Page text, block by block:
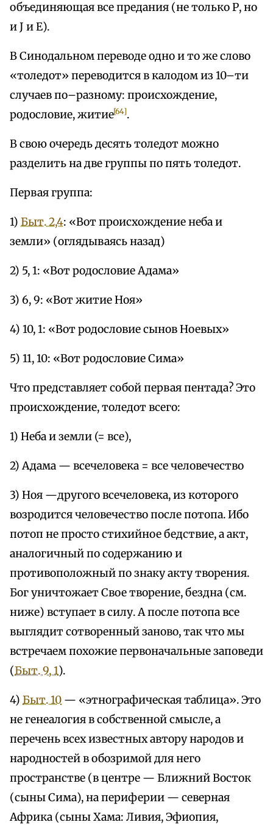
объединяющая все предания (не только Р, но
и J и Е).
В Синодальном переводе одно и то же слово
«толедот» переводится в калодом из 10–ти
случаев по–разному: происхождение,
родословие, житие[64].
В свою очередь десять толедот можно
разделить на две группы по пять толедот.
Первая группа:
1) Быт. 2,4: «Вот происхождение неба и
земли» (оглядываясь назад)
2) 5, 1: «Вот родословие Адама»
3) 6, 9: «Вот житие Ноя»
4) 10, 1: «Вот родословие сынов Ноевых»
5) 11, 10: «Вот родословие Сима»
Что представляет собой первая пентада? Это
происхождение, толедот всего:
1) Неба и земли (= все),
2) Адама — всечеловека = все человечество
3) Ноя —другого всечеловека, из которого
возродится человечество после потопа. Ибо
потоп не просто стихийное бедствие, а акт,
аналогичный по содержанию и
противоположный по знаку акту творения.
Бог уничтожает Свое творение, бездна (см.
ниже) вступает в силу. А после потопа все
выглядит сотворенный заново, так что мы
встречаем похожие первоначальные заповеди
(Быт. 9, 1).
4) Быт. 10 — «этнографическая таблица». Это
не генеалогия в собственной смысле, а
перечень всех известных автору народов и
народностей в обозримой для него
пространстве (в центре — Ближний Восток
(сыны Сима), на периферии — северная
Африка (сыны Хама: Ливия, Эфиопия,